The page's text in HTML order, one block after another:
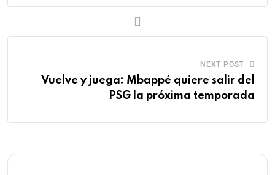
NEXT POST
Vuelve y juega: Mbappé quiere salir del
PSG la próxima temporada